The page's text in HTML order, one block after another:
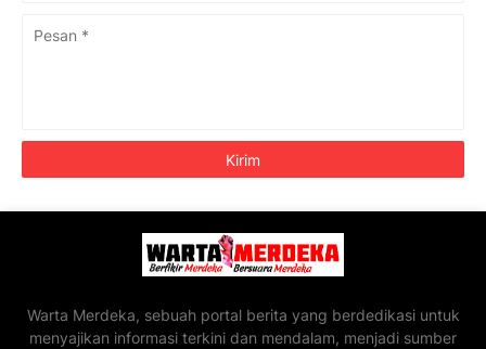
Warta Merdeka, sebuah portal berita yang berdedikasi untuk
menyajikan informasi terkini dan mendalam, menjadi sumber